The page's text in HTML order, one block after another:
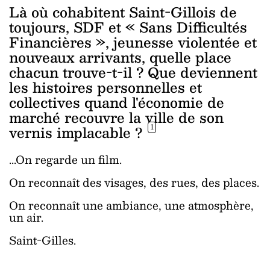
Là où cohabitent Saint-Gillois de
toujours, SDF et « Sans Difficultés
Financières », jeunesse violentée et
nouveaux arrivants, quelle place
chacun trouve-t-il ? Que deviennent
les histoires personnelles et
collectives quand l'économie de
marché recouvre la ville de son
vernis implacable ? 1
...On regarde un film.
On reconnaît des visages, des rues, des places.
On reconnaît une ambiance, une atmosphère,
un air.
Saint-Gilles.